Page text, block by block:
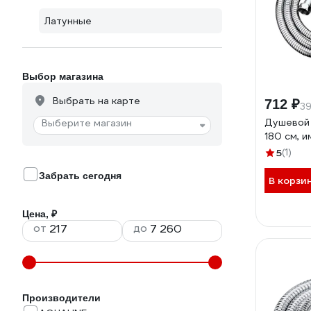
Латунные
Выбор магазина
Выбрать на карте
Выберите магазин
Забрать сегодня
Цена, ₽
от до
Производители
712 ₽
Душевой
180 см,
5(1)
В